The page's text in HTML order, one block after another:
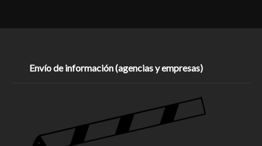
Envío de información (agencias y empresas)